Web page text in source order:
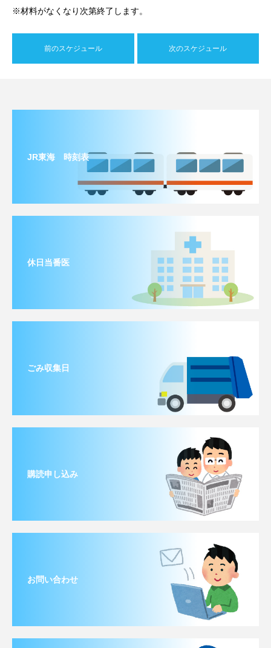
※材料がなくなり次第終了します。
前のスケジュール 次のスケジュール
JR東海 時刻表
休日当番医
ごみ収集日
購読申し込み
お問い合わせ